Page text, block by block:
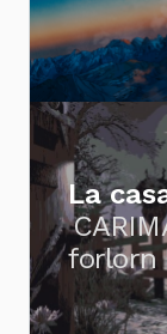
La
forlorn